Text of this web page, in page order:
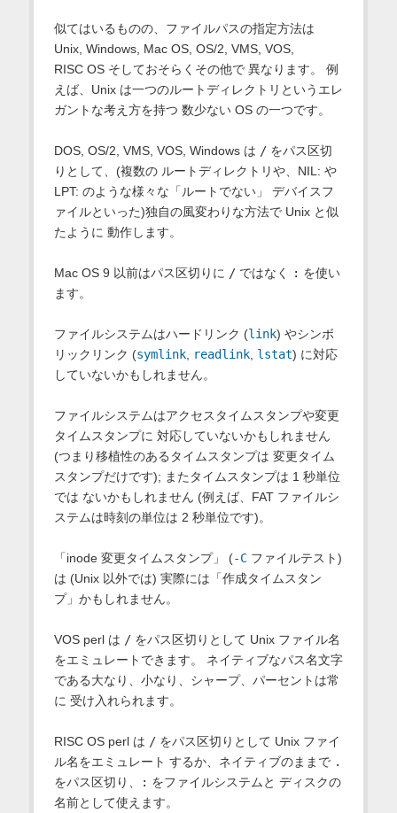
似てはいるものの、ファイルパスの指定方法は
Unix, Windows, Mac OS, OS/2, VMS, VOS,
RISC OSそしておそらくその他で 異なります。 例
えば、Unix は一つのルートディレクトリというエレ
ガントな考え方を持つ 数少ない OS の一つです。
DOS, OS/2, VMS, VOS, Windows は /をパス区切
りとして、(複数の ルートディレクトリや、NIL: や
LPT: のような様々な「ルートでない」 デバイスフ
ァイルといった)独自の風変わりな方法で Unix と似
たように 動作します。
Mac OS9 以前はパス区切りに /ではなく : を使い
ます。
ファイルシステムはハードリンク (link) やシンボ
リックリンク (symlink, readlink, lstat) に対応
していないかもしれません。
ファイルシステムはアクセスタイムスタンプや変更
タイムスタンプに 対応していないかもしれません
(つまり移植性のあるタイムスタンプは 変更タイム
スタンプだけです); またタイムスタンプは 1 秒単位
では ないかもしれません (例えば、FAT ファイルシ
ステムは時刻の単位は 2 秒単位です)。
「inode 変更タイムスタンプ」 (-Cファイルテスト)
は (Unix 以外では) 実際には「作成タイムスタン
プ」かもしれません。
VOS perl は /をパス区切りとして Unix ファイル名
をエミュレートできます。 ネイティブなパス名文字
である大なり、小なり、シャープ、パーセントは常
に 受け入れられます。
RISC OSperl は /をパス区切りとして Unix ファイ
ル名をエミュレート するか、ネイティブのままで .
をパス区切り、
: をファイルシステムと ディスクの
名前として使えます。